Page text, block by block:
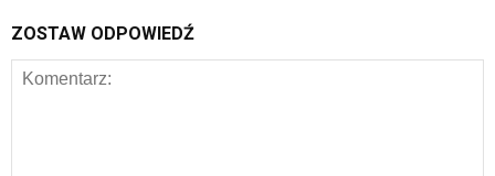
ZOSTAW ODPOWIEDŹ